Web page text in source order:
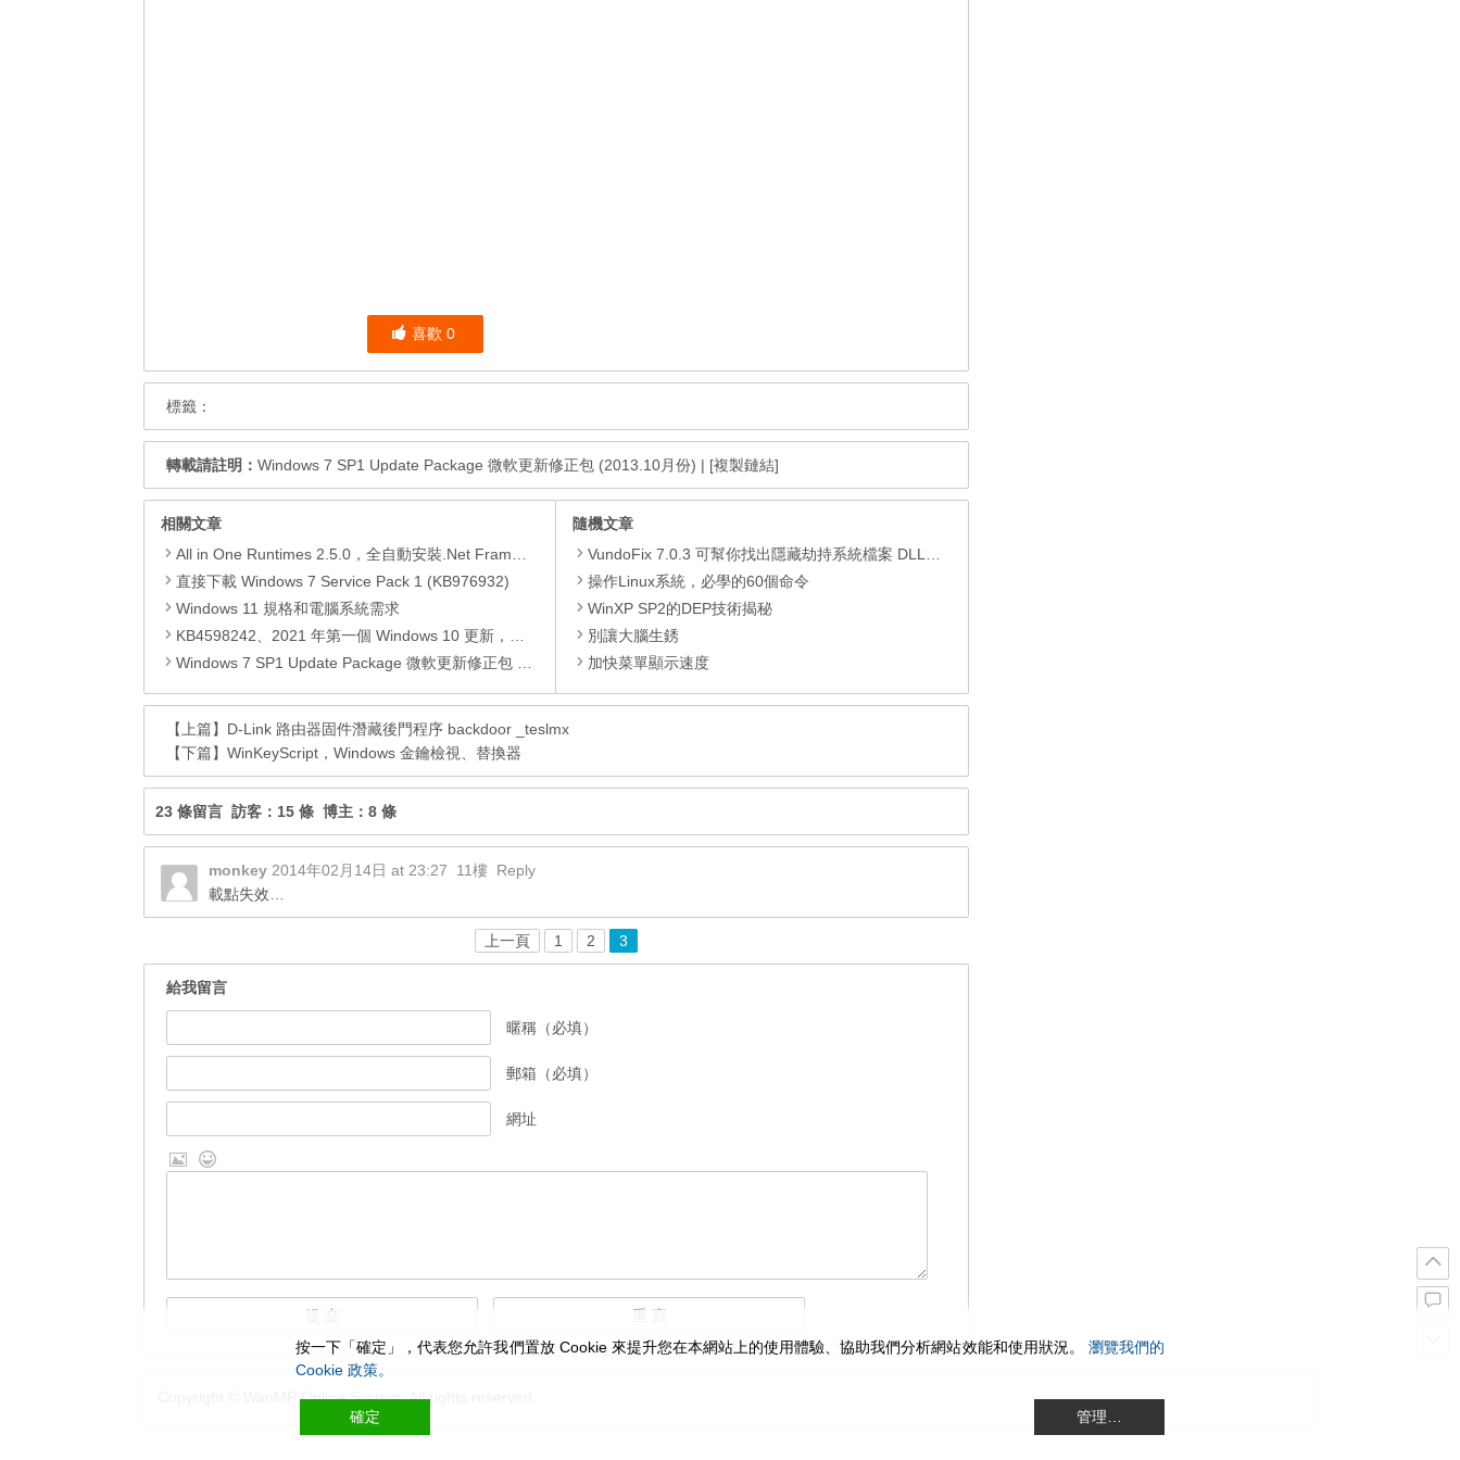
喜歡 0
標籤：
轉載請註明： Windows 7 SP1 Update Package 微軟更新修正包 (2013.10月份) | [複製鏈結]
相關文章
All in One Runtimes 2.5.0，全自動安裝.Net Framework、Visual C++、DirectX、Flash Player、JRE
直接下載 Windows 7 Service Pack 1 (KB976932)
Windows 11 規格和電腦系統需求
KB4598242、2021 年第一個 Windows 10 更新，改善外部裝置安全性、解決HTTPS安全漏洞、印表機呼叫(RPC)漏洞
Windows 7 SP1 Update Package 微軟更新修正包 (2020.01月份)
隨機文章
VundoFix 7.0.3 可幫你找出隱藏劫持系統檔案 DLL並安全清除
操作Linux系統，必學的60個命令
WinXP SP2的DEP技術揭秘
別讓大腦生銹
加快菜單顯示速度
【上篇】 D-Link 路由器固件潛藏後門程序 backdoor _teslmx
【下篇】 WinKeyScript，Windows 金鑰檢視、替換器
23 條留言 訪客：15 條 博主：8 條
monkey 2014年02月14日 at 23:27 11樓 Reply
載點失效…
上一頁 1 2 3
給我留言
暱稱（必填）
郵箱（必填）
網址
Copyright © WanMP Online System. All rights reserved.
按一下「確定」，代表您允許我們置放 Cookie 來提升您在本網站上的使用體驗、協助我們分析網站效能和使用狀況。 瀏覽我們的
Cookie 政策。
確定 管理…